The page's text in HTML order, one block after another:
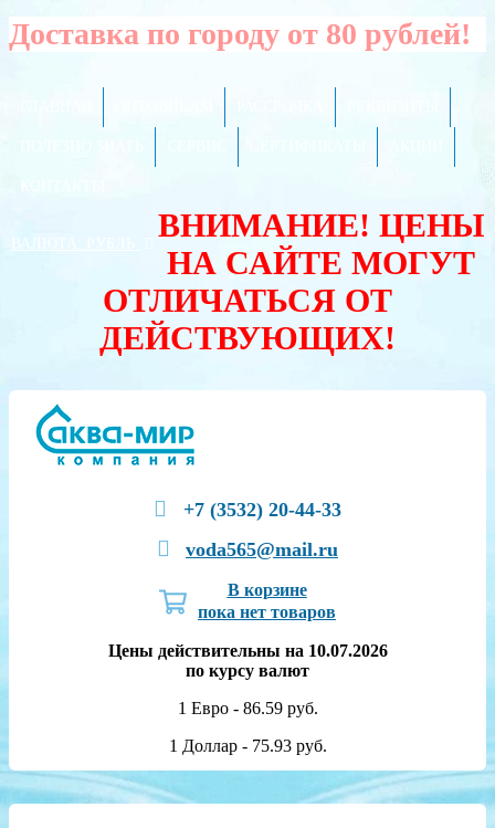
Доставка по городу от 80 рублей!
ВАЛЮТА:
ВНИМАНИЕ! ЦЕНЫ
НА САЙТЕ МОГУТ
ОТЛИЧАТЬСЯ ОТ
ДЕЙСТВУЮЩИХ!
+7 (3532) 20-44-33
voda565@mail.ru
В корзине
пока нет товаров
Цены действительны на 10.07.2026
по курсу валют
1 Евро - 86.59 руб.
1 Доллар - 75.93 руб.